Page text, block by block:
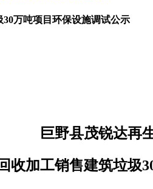
万吨项目环保设施调试公示
巨野县茂锐达再
收加工销售建筑垃圾